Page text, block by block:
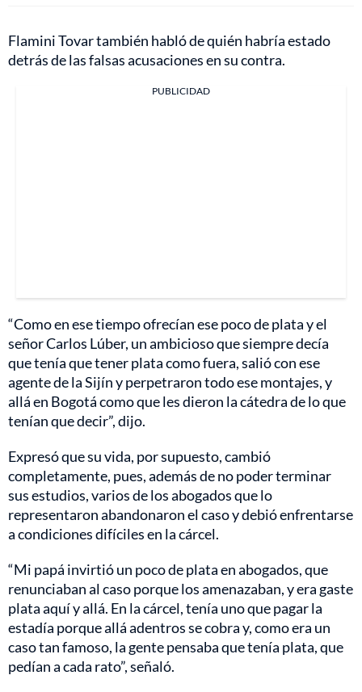
Flamini Tovar también habló de quién habría estado
detrás de las falsas acusaciones en su contra.
PUBLICIDAD
“Como en ese tiempo ofrecían ese poco de plata y el
señor Carlos Lúber, un ambicioso que siempre decía
que tenía que tener plata como fuera, salió con ese
agente de la Sijín y perpetraron todo ese montajes, y
allá en Bogotá como que les dieron la cátedra de lo que
tenían que decir”, dijo.
Expresó que su vida, por supuesto, cambió
completamente, pues, además de no poder terminar
sus estudios, varios de los abogados que lo
representaron abandonaron el caso y debió enfrentarse
a condiciones difíciles en la cárcel.
“Mi papá invirtió un poco de plata en abogados, que
renunciaban al caso porque los amenazaban, y era gaste
plata aquí y allá. En la cárcel, tenía uno que pagar la
estadía porque allá adentros se cobra y, como era un
caso tan famoso, la gente pensaba que tenía plata, que
pedían a cada rato”, señaló.